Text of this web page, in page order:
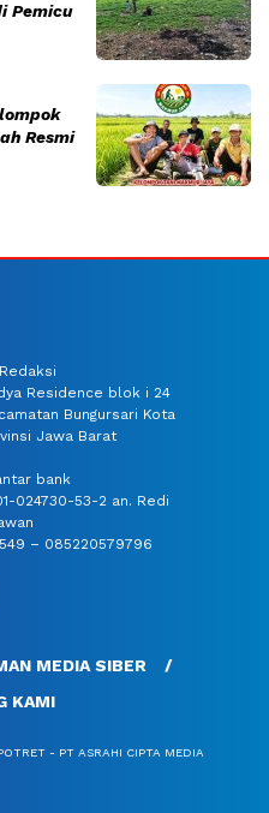
Pemicu
Resmi
Residence blok i 24
Bungursari Kota
Jawa Barat
bank
024730-53-2 an. Redi
– 085220579796
MEDIA SIBER
KAMI
- PT ASRAHI CIPTA MEDIA